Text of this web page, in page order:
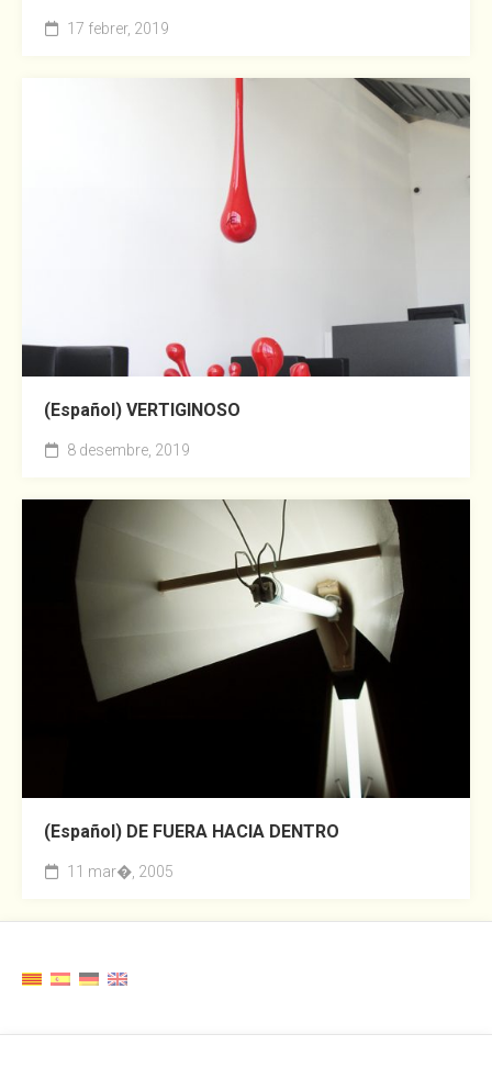
17 febrer, 2019
(Español) VERTIGINOSO
8 desembre, 2019
(Español) DE FUERA HACIA DENTRO
11 mar�, 2005